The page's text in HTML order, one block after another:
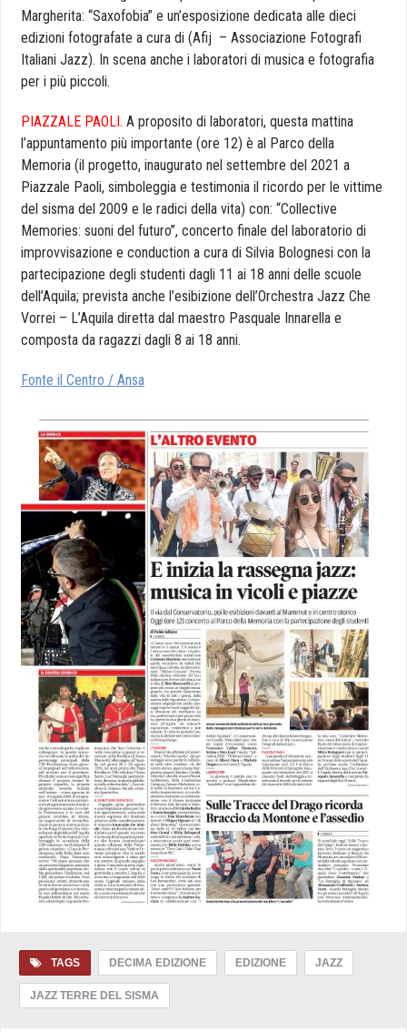
Margherita: “Saxofobia” e un’esposizione dedicata alle dieci
edizioni fotografate a cura di (Afij – Associazione Fotografi
Italiani Jazz). In scena anche i laboratori di musica e fotografia
per i più piccoli.
PIAZZALE PAOLI. A proposito di laboratori, questa mattina
l’appuntamento più importante (ore 12) è al Parco della
Memoria (il progetto, inaugurato nel settembre del 2021 a
Piazzale Paoli, simboleggia e testimonia il ricordo per le vittime
del sisma del 2009 e le radici della vita) con: “Collective
Memories: suoni del futuro”, concerto finale del laboratorio di
improvvisazione e conduction a cura di Silvia Bolognesi con la
partecipazione degli studenti dagli 11 ai 18 anni delle scuole
dell’Aquila; prevista anche l’esibizione dell’Orchestra Jazz Che
Vorrei – L’Aquila diretta dal maestro Pasquale Innarella e
composta da ragazzi dagli 8 ai 18 anni.
Fonte il Centro / Ansa
TAGS DECIMA EDIZIONE EDIZIONE JAZZ
JAZZ TERRE DEL SISMA